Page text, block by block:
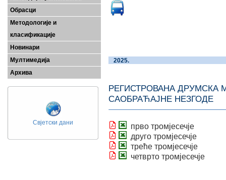
Обрасци
Методологије и
класификације
Новинари
Мултимедија
Архива
Свјетски дани
РЕГИСТРОВАНА ДРУМСКА
САОБРАЋАЈНЕ НЕЗГОДЕ
прво тромјесечје
друго тромјесечје
треће тромјесечје
четврто тромјесечје